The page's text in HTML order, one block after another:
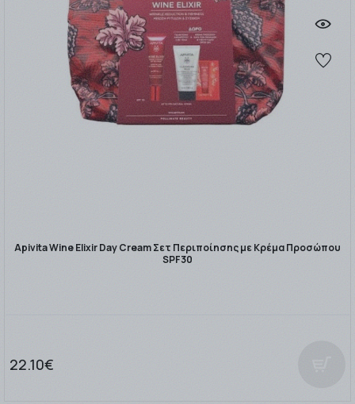
Apivita Wine Elixir Day Cream Σετ Περιποίησης με Κρέμα Προσώπου
SPF30
22.10€